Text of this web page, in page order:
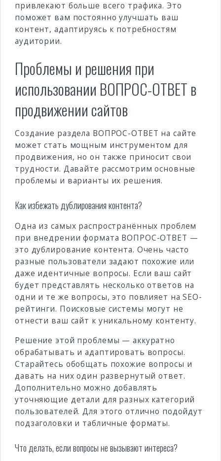
привлекают больше всего трафика. Это
поможет вам постоянно улучшать ваш
контент, адаптируясь к потребностям
аудитории.
Проблемы и решения при
использовании ВОПРОС-ОТВЕТ в
продвижении сайтов
Создание раздела ВОПРОС-ОТВЕТ на сайте
может стать мощным инструментом для
продвижения, но он также приносит свои
трудности. Давайте рассмотрим основные
проблемы и варианты их решения.
Как избежать дублирования контента?
Одна из самых распространённых проблем
при внедрении формата ВОПРОС-ОТВЕТ —
это дублирование контента. Очень часто
разные пользователи задают похожие или
даже идентичные вопросы. Если ваш сайт
будет представлять несколько ответов на
одни и те же вопросы, это повлияет на SEO-
рейтинги. Поисковые системы могут не
отнести ваш сайт к уникальному контенту.
Решение этой проблемы — аккуратно
обрабатывать и адаптировать вопросы.
Старайтесь обобщать похожие вопросы и
давать на них один развернутый ответ.
Дополнительно можно добавлять
уточняющие детали для разных категорий
пользователей. Для этого отлично подойдут
подзаголовки и табличные форматы.
Что делать, если вопросы не вызывают интереса?